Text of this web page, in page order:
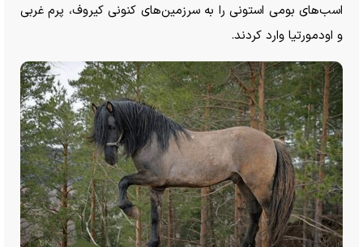
اسب‌های بومی استونی را به سرزمین‌های کنونی کیروف، پرم غربی
و اودمورتیا وارد کردند.